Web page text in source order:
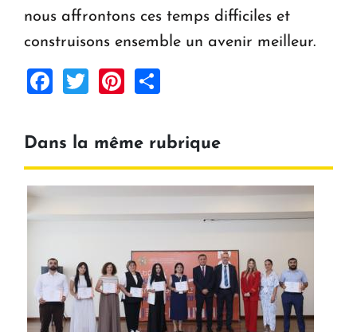
nous affrontons ces temps difficiles et
construisons ensemble un avenir meilleur.
Facebook
TwitterPinterest
Dans la même rubrique